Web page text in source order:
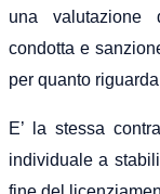
una valutazione
condotta e
per quanto
E’ la stessa
individuale a